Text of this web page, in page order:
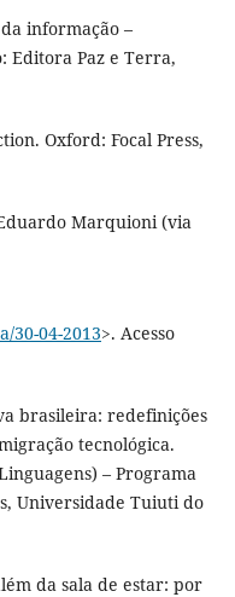
informação –
Editora Paz e Terra,
Oxford: Focal Press,
Marquioni (via
30-04-2013>. Acesso
brasileira: redefinições
tecnológica.
– Programa
Universidade Tuiuti do
da sala de estar: por